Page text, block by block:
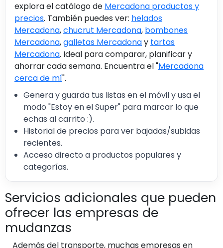
explora el catálogo de Mercadona productos y
precios. También puedes ver: helados
Mercadona,chucrut Mercadona, bombones
Mercadona,galletas Mercadonay tartas
Mercadona. Ideal para comparar, planificar y
ahorrar cada semana. Encuentra el "Mercadona
cerca de mí".
Genera y guarda tus listas en el móvil y usa el
modo "Estoy en el Super" para marcar lo que
echas al carrito :).
Historial de precios para ver bajadas/subidas
recientes.
Acceso directo a productos populares y
categorías.
Servicios adicionales que pueden
ofrecer las empresas de
mudanzas
Además del transporte, muchas empresas en